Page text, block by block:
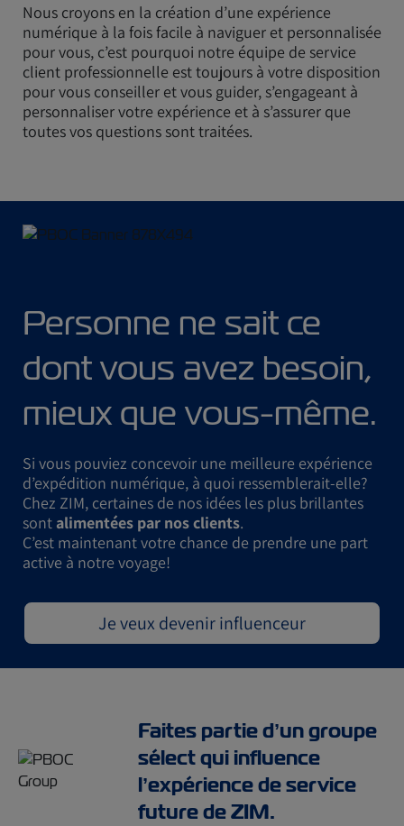
Nous croyons en la création d’une expérience
numérique à la fois facile à naviguer et personnalisée
pour vous, c’est pourquoi notre équipe de service
client professionnelle est toujours à votre disposition
pour vous conseiller et vous guider, s’engageant à
personnaliser votre expérience et à s’assurer que
toutes vos questions sont traitées.
Personne ne sait ce
dont vous avez besoin,
mieux que vous-même.
Si vous pouviez concevoir une meilleure expérience
d’expédition numérique, à quoi ressemblerait-elle?
Chez ZIM, certaines de nos idées les plus brillantes
sont alimentées par nos clients.
C’est maintenant votre chance de prendre une part
active à notre voyage!
Je veux devenir influenceur
Faites partie d’un groupe
sélect qui influence
l’expérience de service
future de ZIM.